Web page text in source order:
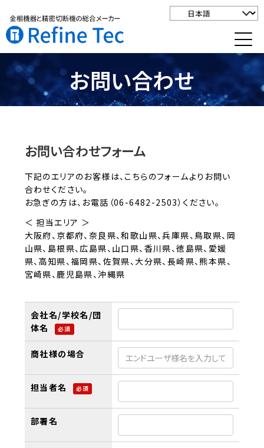
お問い合わせ
お問い合わせフォーム
下記のエリアのお客様は、こちらのフォームよりお問い
合わせください。
お急ぎの方は、お電話（06-6482-2503）ください。
＜ 担当エリア ＞
大阪府、京都府、奈良県、和歌山県、兵庫県、鳥取県、岡
山県、島根県、広島県、山口県、香川県、徳島県、愛媛
県、高知県、福岡県、佐賀県、大分県、長崎県、熊本県、
宮崎県、鹿児島県、沖縄県
会社名/学校名/団
体名
必須
商社様の場合
担当者名 必須
部署名